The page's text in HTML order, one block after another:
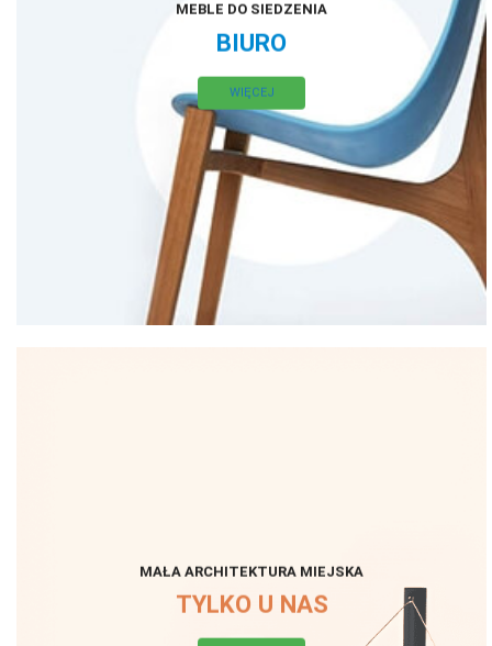
MEBLE DO SIEDZENIA
BIURO
WIĘCEJ
MAŁA ARCHITEKTURA MIEJSKA
TYLKO U NAS